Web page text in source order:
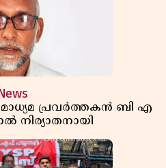
മാധ്യമ പ്രവർത്തകൻ ബി എ
നിര്യാതനായി